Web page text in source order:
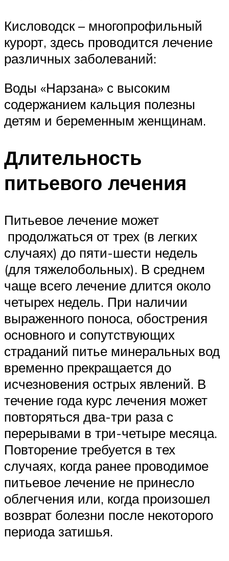
Кисловодск – многопрофильный
курорт, здесь проводится лечение
различных заболеваний:
Воды «Нарзана» с высоким
содержанием кальция полезны
детям и беременным женщинам.
Длительность
питьевого лечения
Питьевое лечение может
продолжаться от трех (в легких
случаях) до пяти-шести недель
(для тяжелобольных). В среднем
чаще всего лечение длится около
четырех недель. При наличии
выраженного поноса, обострения
основного и сопутствующих
страданий питье минеральных вод
временно прекращается до
исчезновения острых явлений. В
течение года курс лечения может
повторяться два-три раза с
перерывами в три-четыре месяца.
Повторение требуется в тех
случаях, когда ранее проводимое
питьевое лечение не принесло
облегчения или, когда произошел
возврат болезни после некоторого
периода затишья.